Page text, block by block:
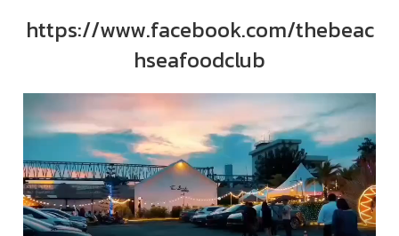
https://www.facebook.com/thebeac
hseafoodclub